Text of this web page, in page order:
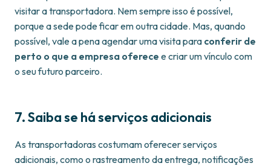
visitar a transportadora. Nem sempre isso é possível,
porque a sede pode ficar em outra cidade. Mas, quando
possível, vale a pena agendar uma visita para conferir de
perto o que a empresa oferece e criar um vínculo com
o seu futuro parceiro.
7. Saiba se há serviços adicionais
As transportadoras costumam oferecer serviços
adicionais, como o rastreamento da entrega, notificações